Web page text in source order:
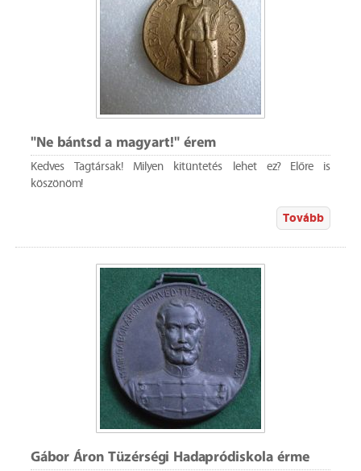
"Ne bántsd a magyart!" érem
Kedves Tagtársak! Milyen kitüntetés lehet ez? Előre is
köszönöm!
Tovább
Gábor Áron Tüzérségi Hadapródiskola érme